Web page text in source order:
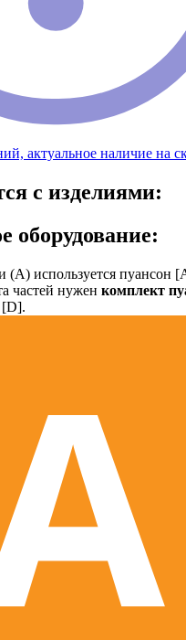
актуальное наличие на
с изделиями:
оборудование:
(А) используется пуансон
частей нужен комплект